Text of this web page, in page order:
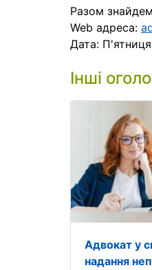
Разом
Web адреса:
Дата:
Інші
Адвокат у
надання